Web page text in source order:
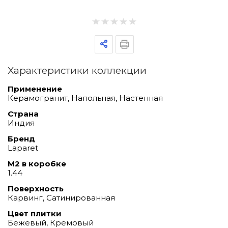
Характеристики коллекции
Применение
Керамогранит, Напольная, Настенная
Страна
Индия
Бренд
Laparet
М2 в коробке
1.44
Поверхность
Карвинг, Сатинированная
Цвет плитки
Бежевый, Кремовый